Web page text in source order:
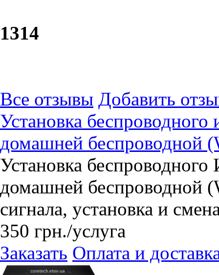
1314
Все отзывы Добавить
Установка беспроводного
домашней беспроводной
Установка беспроводного
домашней беспроводной
сигнала, установка и
350 грн./услуга
Заказать Оплата и